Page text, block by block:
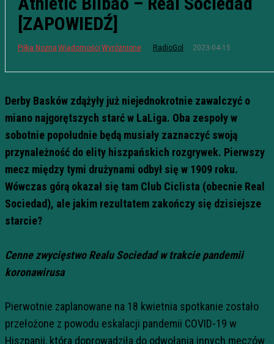
[ZAPOWIEDŹ]
Piłka Nożna Wiadomości Wyróżnione RadioGol 2023-04-15
Derby Basków zdążyły już niejednokrotnie zawalczyć o
miano najgorętszych starć w LaLiga. Oba zespoły w
sobotnie popołudnie będą musiały zaznaczyć swoją
przynależność do elity hiszpańskich rozgrywek. Pierwszy
mecz między tymi drużynami odbył się w 1909 roku.
Wówczas górą okazał się tam Club Ciclista (obecnie Real
Sociedad), ale jakim rezultatem zakończy się dzisiejsze
starcie?
Cenne zwycięstwo Realu Sociedad w trakcie pandemii
koronawirusa
Pierwotnie zaplanowane na 18 kwietnia spotkanie zostało
przełożone z powodu eskalacji pandemii COVID-19 w
Hiszpanii, która doprowadziła do odwołania innych meczów